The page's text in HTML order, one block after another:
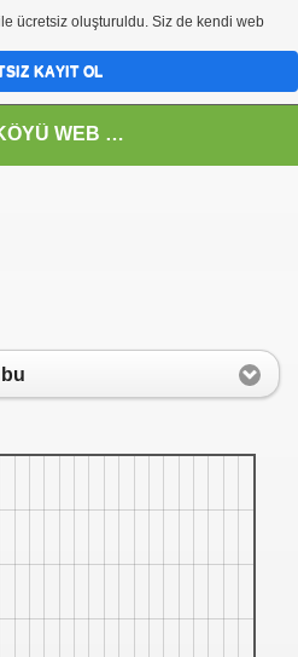
AFŞAR KÖYÜ WEB PORTALI
bu
ücretsiz oluşturuldu. Siz de kendi web
KAYIT OL